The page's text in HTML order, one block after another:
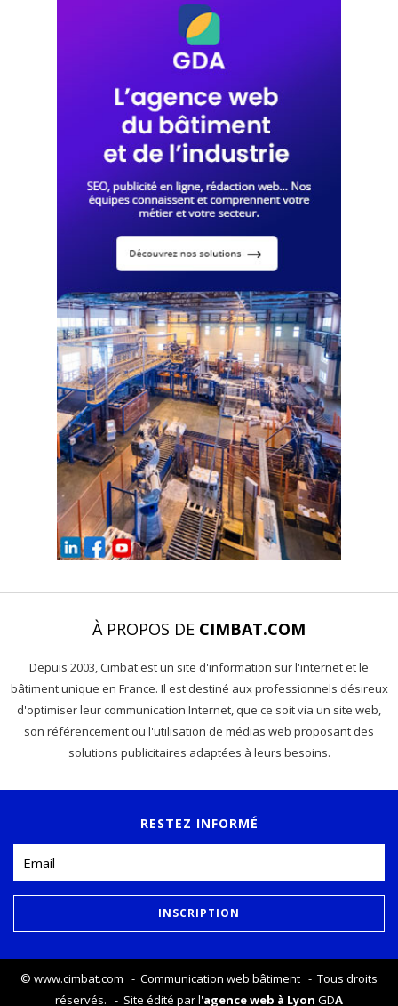
À PROPOS DE CIMBAT.COM
Depuis 2003, Cimbat est un site d'information sur l'internet et le
bâtiment unique en France. Il est destiné aux professionnels désireux
d'optimiser leur communication Internet, que ce soit via un site web,
son référencement ou l'utilisation de médias web proposant des
solutions publicitaires adaptées à leurs besoins.
RESTEZ INFORMÉ
© www.cimbat.com - Communication web bâtiment - Tous droits
réservés. - Site édité par l'agence web à Lyon GDA